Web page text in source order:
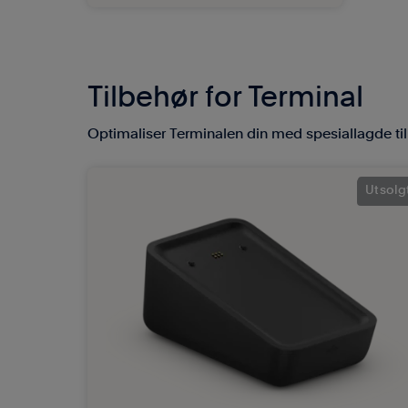
Tilbehør for Terminal
Optimaliser Terminalen din med spesiallagde